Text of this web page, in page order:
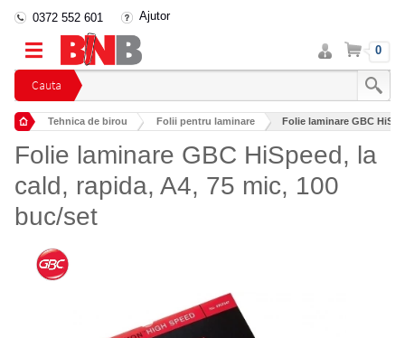
Cauta
0372 552 601 Ajutor
Intra
in
cont
Cos 0
Tehnica de birou Folii pentru laminare Folie laminare GBC
Folie laminare GBC HiSpeed, la
cald, rapida, A4, 75 mic, 100
buc/set